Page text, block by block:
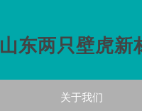
山东两只壁虎新
关于我们